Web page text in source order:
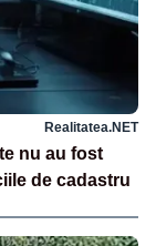
Realitatea.NET
nu au fost
de cadastru